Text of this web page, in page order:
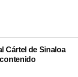
Cártel de Sinaloa